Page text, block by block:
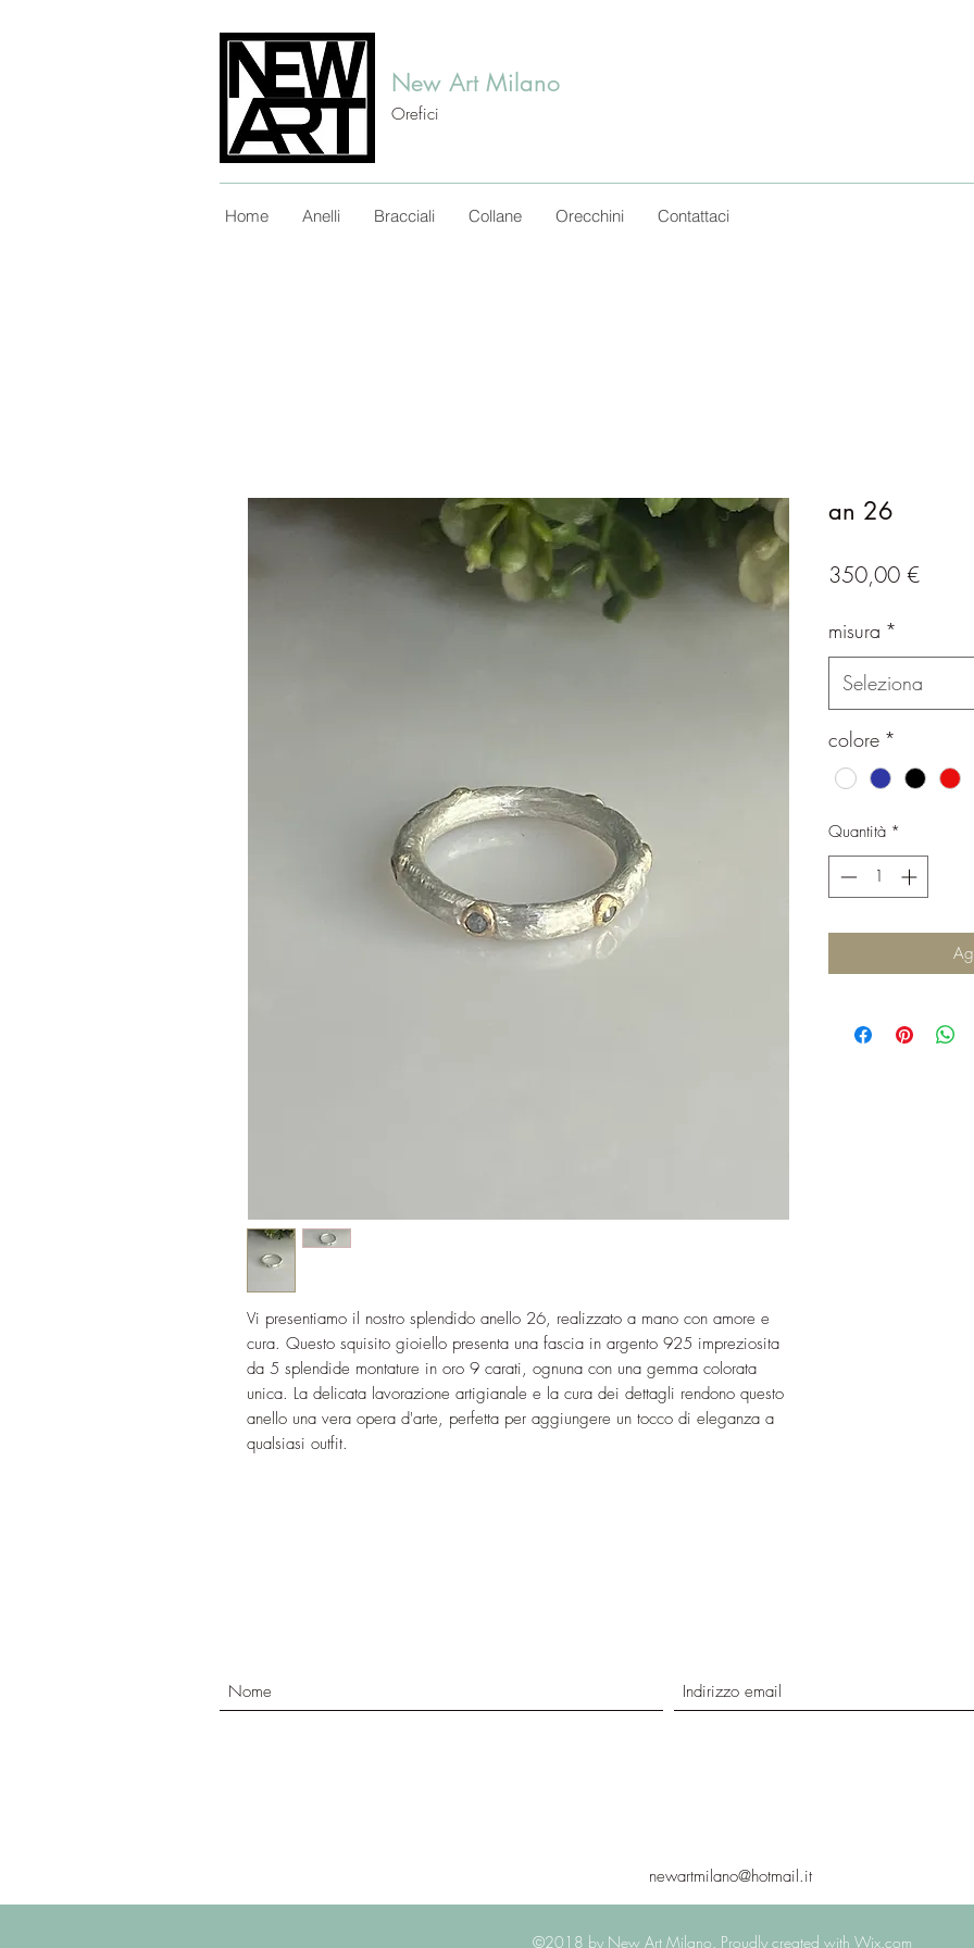
New Art Milano
Orefici
Home Anelli Bracciali Collane Orecchini Contattaci
Vi presentiamo il nostro splendido anello 26, realizzato a mano con amore e
cura. Questo squisito gioiello presenta una fascia in argento 925 impreziosita
da 5 splendide montature in oro 9 carati, ognuna con una gemma colorata
unica. La delicata lavorazione artigianale e la cura dei dettagli rendono questo
anello una vera opera d'arte, perfetta per aggiungere un tocco di eleganza a
qualsiasi outfit.
an 26
350,00 €Prezzo
misura *
Seleziona
colore *
Quantità *
newartmilano@hotmail.it
©2018 by New Art Milano. Proudly created with Wix.com